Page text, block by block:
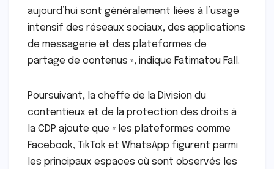
aujourd’hui sont généralement liées à l’usage
intensif des réseaux sociaux, des applications
de messagerie et des plateformes de
partage de contenus », indique Fatimatou Fall.
Poursuivant, la cheffe de la Division du
contentieux et de la protection des droits à
la CDP ajoute que « les plateformes comme
Facebook, TikTok et WhatsApp figurent parmi
les principaux espaces où sont observés les